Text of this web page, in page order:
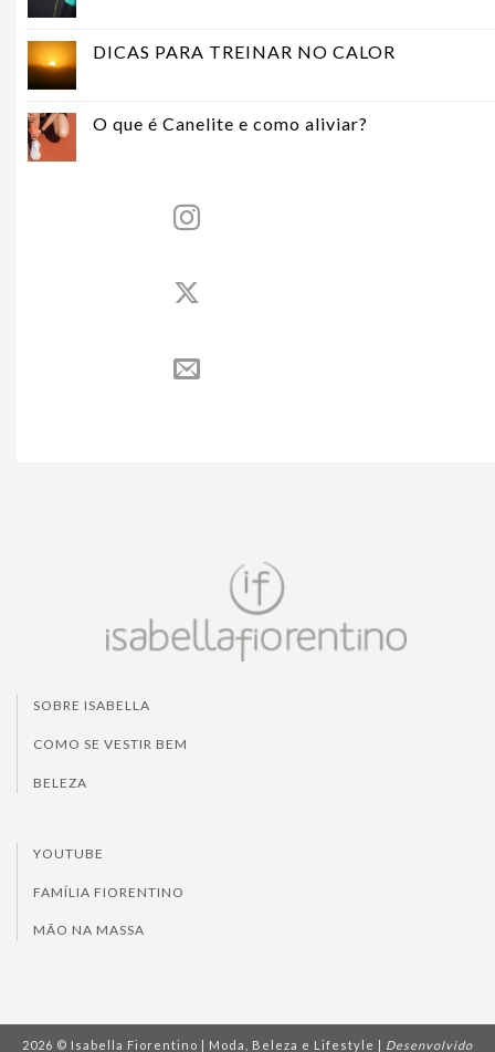
DICAS PARA TREINAR NO CALOR
O que é Canelite e como aliviar?
SOBRE ISABELLA
COMO SE VESTIR BEM
BELEZA
YOUTUBE
FAMÍLIA FIORENTINO
MÃO NA MASSA
2026 © Isabella Fiorentino | Moda, Beleza e Lifestyle | Desenvolvido